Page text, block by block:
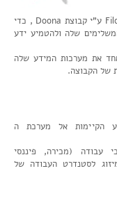
, כדי
שלה ולהטמיע ידע
את מערכות המידע שלה
הקיימות אל מערכת ה
עבודה (מכירה, פיננסי
לסטנדרט העבודה של